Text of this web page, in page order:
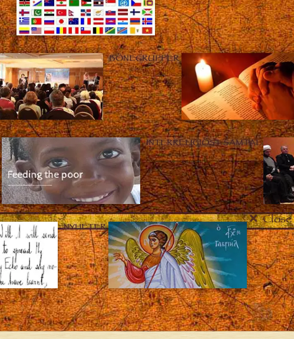
BÖNEGRUPPER
INTERRELIGIÖST SAMTAL
NYHETER Close